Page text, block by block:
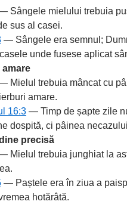
Sângele mielului trebuia
sus al casei.
— Sângele era semnul;
unde fusese aplicat
Mielul trebuia mâncat cu
amare.
16:3 — Timp de șapte zile
dospită, ci pâinea
precisă
Mielul trebuia junghiat la
— Paștele era în ziua a
hotărâtă.